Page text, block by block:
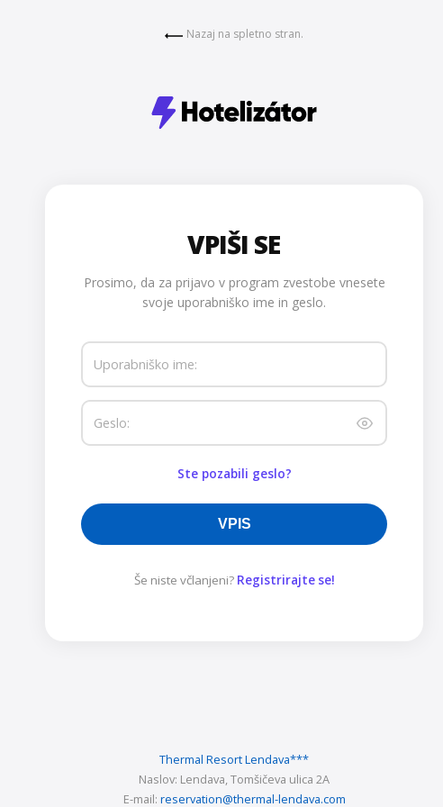
Nazaj na spletno stran.
VPIŠI SE
Prosimo, da za prijavo v program zvestobe vnesete
svoje uporabniško ime in geslo.
Uporabniško ime:
Geslo:
Ste pozabili geslo?
VPIS
Še niste včlanjeni? Registrirajte se!
Thermal Resort Lendava***
Naslov: Lendava, Tomšičeva ulica 2A
E-mail: reservation@thermal-lendava.com